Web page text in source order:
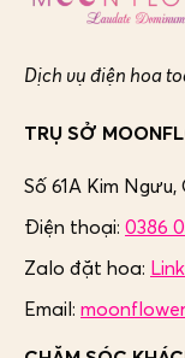
Dịch vụ điện hoa
TRỤ SỞ
Số 61A Kim
Điện thoại: 0386
Zalo đặt hoa:
Email: